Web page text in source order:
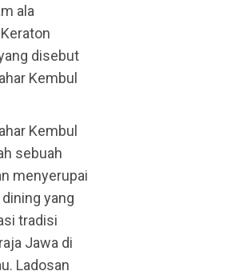
ala
disebut
Kembul
Kembul
sebuah
menyerupai
yang
tradisi
Jawa di
Ladosan